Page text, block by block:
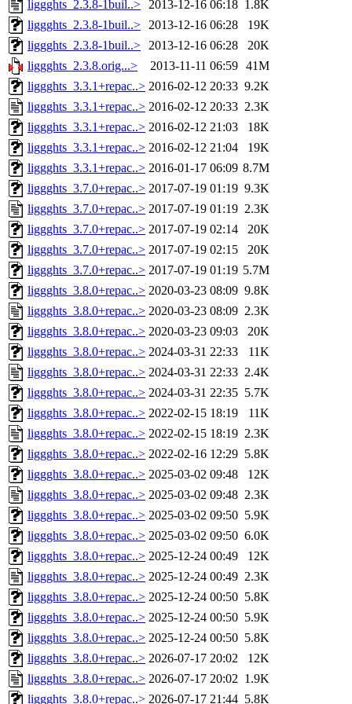
liggghts_2.3.8-1buil..> 2013-12-16 06:18 1.8K
liggghts_2.3.8-1buil..> 2013-12-16 06:28
19K
liggghts_2.3.8-1buil..> 2013-12-16 06:28
20K
liggghts_2.3.8.orig...>
2013-11-11 06:59 41M
liggghts_3.3.1+repac..> 2016-02-12 20:33 9.2K
liggghts_3.3.1+repac..> 2016-02-12 20:33 2.3K
liggghts_3.3.1+repac..> 2016-02-12 21:03
18K
liggghts_3.3.1+repac..> 2016-02-12 21:04
19K
liggghts_3.3.1+repac..> 2016-01-17 06:09 8.7M
liggghts_3.7.0+repac..> 2017-07-19 01:19 9.3K
liggghts_3.7.0+repac..> 2017-07-19 01:19 2.3K
liggghts_3.7.0+repac..> 2017-07-19 02:14
20K
liggghts_3.7.0+repac..> 2017-07-19 02:15
20K
liggghts_3.7.0+repac..> 2017-07-19 01:19 5.7M
liggghts_3.8.0+repac..> 2020-03-23 08:09 9.8K
liggghts_3.8.0+repac..> 2020-03-23 08:09 2.3K
liggghts_3.8.0+repac..> 2020-03-23 09:03
20K
liggghts_3.8.0+repac..> 2024-03-31 22:33
11K
liggghts_3.8.0+repac..> 2024-03-31 22:33 2.4K
liggghts_3.8.0+repac..> 2024-03-31 22:35 5.7K
liggghts_3.8.0+repac..> 2022-02-15 18:19
11K
liggghts_3.8.0+repac..> 2022-02-15 18:19 2.3K
liggghts_3.8.0+repac..> 2022-02-16 12:29 5.8K
liggghts_3.8.0+repac..> 2025-03-02 09:48
12K
liggghts_3.8.0+repac..> 2025-03-02 09:48 2.3K
liggghts_3.8.0+repac..> 2025-03-02 09:50 5.9K
liggghts_3.8.0+repac..> 2025-03-02 09:50 6.0K
liggghts_3.8.0+repac..> 2025-12-24 00:49
12K
liggghts_3.8.0+repac..> 2025-12-24 00:49 2.3K
liggghts_3.8.0+repac..> 2025-12-24 00:50 5.8K
liggghts_3.8.0+repac..> 2025-12-24 00:50 5.9K
liggghts_3.8.0+repac..> 2025-12-24 00:50 5.8K
liggghts_3.8.0+repac..> 2026-07-17 20:02
12K
liggghts_3.8.0+repac..> 2026-07-17 20:02 1.9K
liggghts_3.8.0+repac..> 2026-07-17 21:44 5.8K